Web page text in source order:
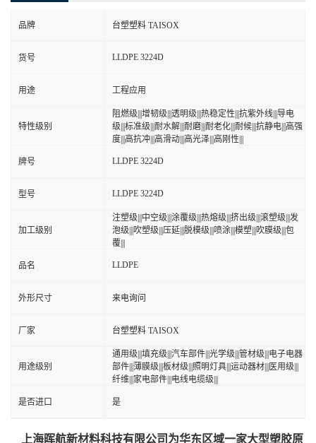
品牌 台塑塑料 TAISOX
货号 LLDPE 3224D
用途 工程应用
特性级别
阻燃级|||增韧级|||透明级|||热稳定性|||抗紫外线|||导电
级|||标准级|||耐水解|||耐磨|||耐老化|||耐候|||抗静电|||高强
度|||高抗冲|||高滑动|||高光泽|||高刚性|||
牌号 LLDPE 3224D
型号 LLDPE 3224D
加工级别
注塑级|||中空级|||涂覆级|||热熔级|||挤出级|||滚塑级|||发
泡级|||吹塑级|||压延|||脱模级|||喷涂|||模塑|||吹膜级|||包
覆|||
品名 LLDPE
外形尺寸 来电询问
厂家 台塑塑料 TAISOX
用途级别
通用级|||填充级|||汽车部件|||光学级|||管材级|||电子电器
部件|||薄膜级|||板材级|||照明灯具|||运动器材|||医用级|||
纤维|||家电部件|||电线电缆级|||
是否进口 是
上海晖航新材料科技有限公司为华东区域一家大型塑胶原